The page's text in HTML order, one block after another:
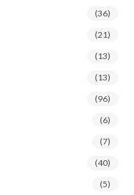
(36)
(21)
(13)
(13)
(96)
(6)
(7)
(40)
(5)